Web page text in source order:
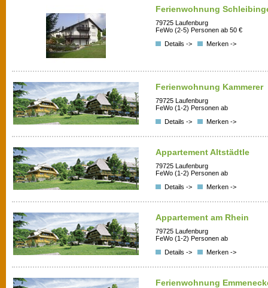
Ferienwohnung
79725 Laufenburg
FeWo (2-5) Personen ab 50 €
Details ->
Merken ->
Ferienwohnung Kammerer
79725 Laufenburg
FeWo (1-2) Personen ab
Details ->
Merken ->
Appartement Altstädtle
79725 Laufenburg
FeWo (1-2) Personen ab
Details ->
Merken ->
Appartement am Rhein
79725 Laufenburg
FeWo (1-2) Personen ab
Details ->
Merken ->
Ferienwohnung